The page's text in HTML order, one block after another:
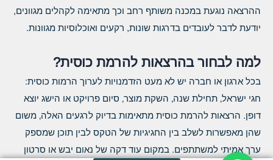
ההרצאה נוגעת במכנה משותף רחב וכך מתאימה לקהלים מגוונים,
יודעת לדבר לעובדים בדרגות שונות, רקעים ואוכלוסיות מגוונות.
למה לבחור בהרצאות להרמת כוסית?
בכל ארגון או חברה יש לא מעט הזדמנויות לערוך הרמות כוסית:
חגי ישראל‚ תחילת שנה‚ השקת מוצר‚ סיום פרויקט או הישג יוצא
דופן. הרצאות להרמת כוסית מתאימות בדיוק לרגעים האלה‚ משום
שהן מאפשרות לשלב בין החגיגיות של הטקס לבין תוכן שמספק
ערך אמיתי למשתתפים. במקום עוד דקה של נאום יבש או סרטון